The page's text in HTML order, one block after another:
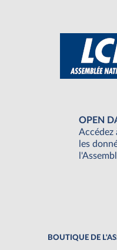
OPEN
Accédez
les
BOUTIQUE DE